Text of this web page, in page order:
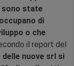
sono state
di
o che
il report del
delle nuove srl si